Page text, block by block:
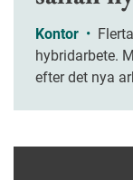
Kontor •
hybridarbete.
efter det nya